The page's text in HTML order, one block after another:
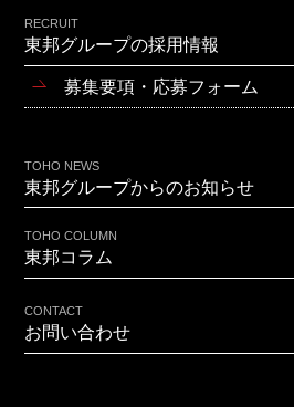
RECRUIT
東邦グループの採用情報
募集要項・応募フォーム
TOHO NEWS
東邦グループからのお知らせ
TOHO COLUMN
東邦コラム
CONTACT
お問い合わせ